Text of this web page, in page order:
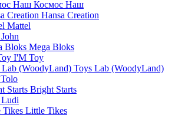
Космос Наш
Hansa Creation
Mattel
John
Mega Bloks
I'M Toy
Toys Lab (WoodyLand)
Tolo
Bright Starts
Ludi
Little Tikes